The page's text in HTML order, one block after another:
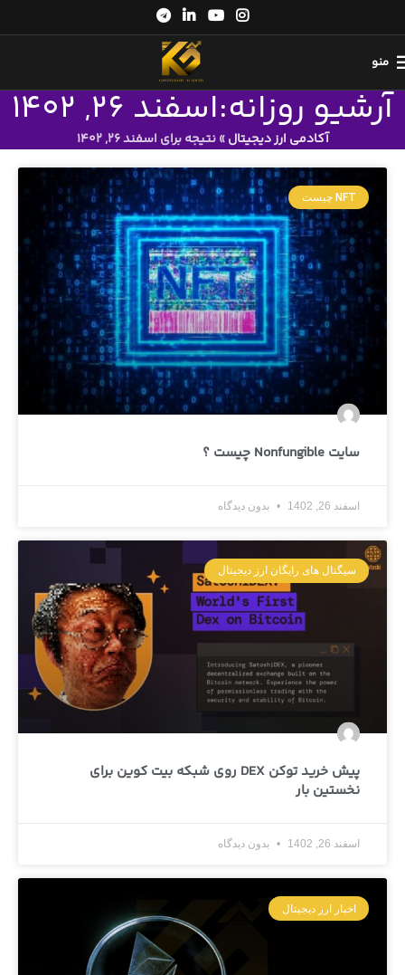
منو
آرشیو روزانه:اسفند 26, 1402
آکادمی ارز دیجیتال»نتیجه برای اسفند 26, 1402
NFT چیست
سایت Nonfungible چیست ؟
اسفند 26, 1402 بدون دیدگاه
سیگنال های رایگان ارز دیجیتال
پیش خرید توکن DEX روی شبکه بیت کوین برای
نخستین بار
اسفند 26, 1402 بدون دیدگاه
اخبار ارز دیجیتال